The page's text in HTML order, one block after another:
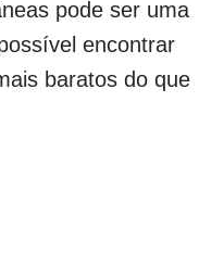
pode ser uma
encontrar
baratos do que